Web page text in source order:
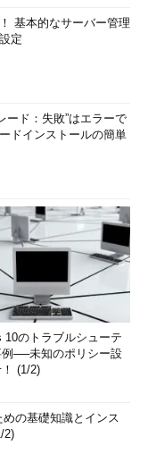
基本的なサーバー管理
定
ード：失敗”はエラーで
ドインストールの簡単
10のトラブルシューテ
例──未知のポリシー設
(1/2)
の基礎知識とインス
2)